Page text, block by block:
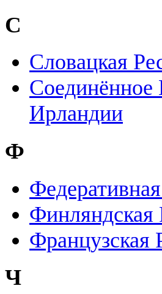
С
Словацкая
Соединённое
Ирландии
Ф
Финляндская
Французская
Ч